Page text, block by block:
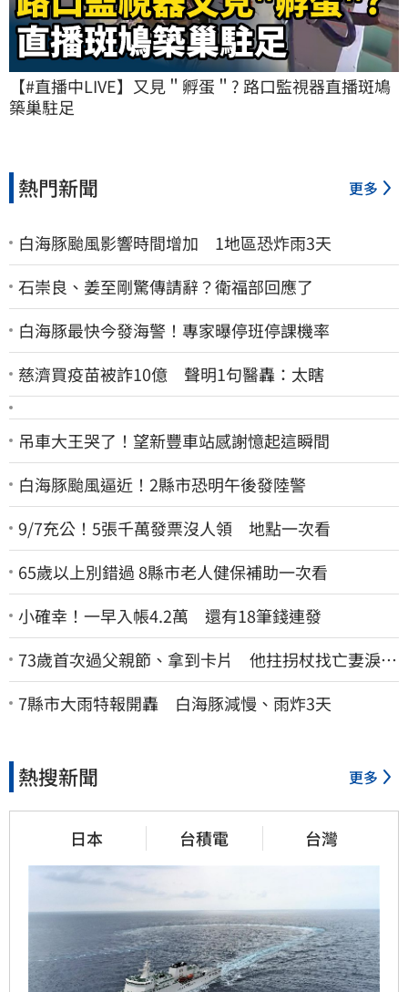
【#直播中LIVE】又見＂孵蛋＂? 路口監視器直播斑鳩
築巢駐足
熱門新聞 更多
白海豚颱風影響時間增加 1地區恐炸雨3天
石崇良、姜至剛驚傳請辭？衛福部回應了
白海豚最快今發海警！專家曝停班停課機率
慈濟買疫苗被詐10億 聲明1句醫轟：太瞎
吊車大王哭了！望新豐車站感謝憶起這瞬間
白海豚颱風逼近！2縣市恐明午後發陸警
9/7充公！5張千萬發票沒人領 地點一次看
65歲以上別錯過 8縣市老人健保補助一次看
小確幸！一早入帳4.2萬 還有18筆錢連發
73歲首次過父親節、拿到卡片 他拄拐杖找亡妻淚：
今天好多人來幫我慶祝
7縣市大雨特報開轟 白海豚減慢、雨炸3天
熱搜新聞 更多
日本 台積電 台灣